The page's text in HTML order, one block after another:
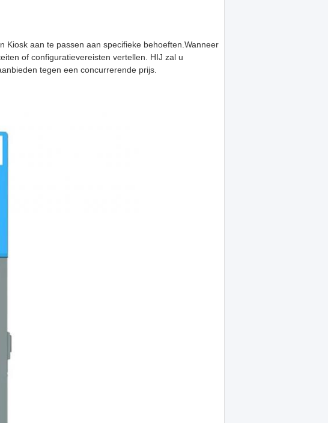
aan te passen aan specifieke behoeften.Wanneer
of configuratievereisten vertellen. HIJ zal u
tegen een concurrerende prijs.